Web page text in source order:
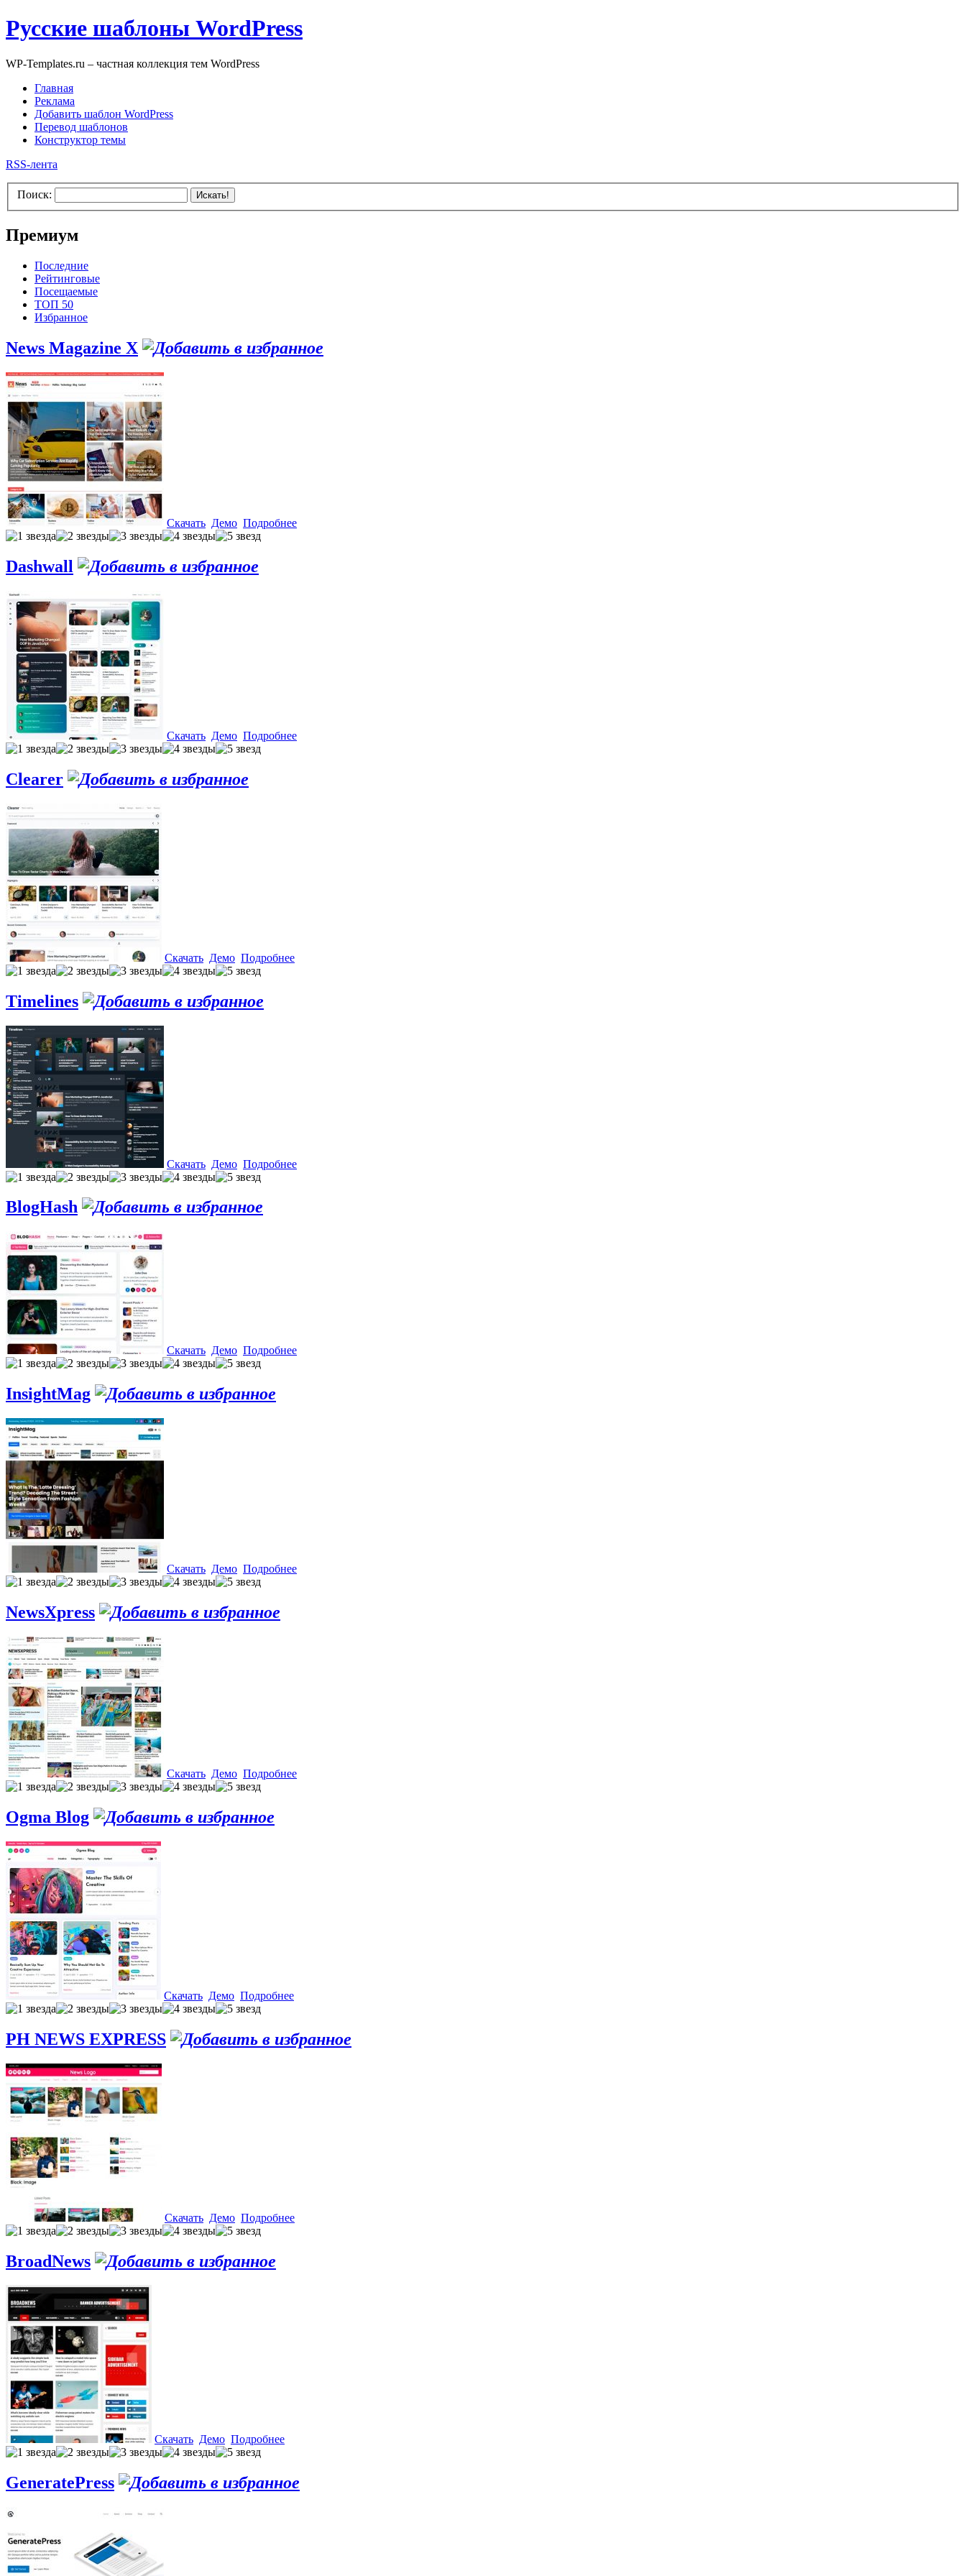
Русские шаблоны WordPress
WP-Templates.ru – частная коллекция тем WordPress
Главная
Реклама
Добавить шаблон WordPress
Перевод шаблонов
Конструктор темы
RSS-лента
Поиск: Искать!
Премиум
Последние
Рейтинговые
Посещаемые
ТОП 50
Избранное
News Magazine X
Скачать Демо Подробнее
Dashwall
Скачать Демо Подробнее
Clearer
Скачать Демо Подробнее
Timelines
Скачать Демо Подробнее
BlogHash
Скачать Демо Подробнее
InsightMag
Скачать Демо Подробнее
NewsXpress
Скачать Демо Подробнее
Ogma Blog
Скачать Демо Подробнее
PH NEWS EXPRESS
Скачать Демо Подробнее
BroadNews
Скачать Демо Подробнее
GeneratePress